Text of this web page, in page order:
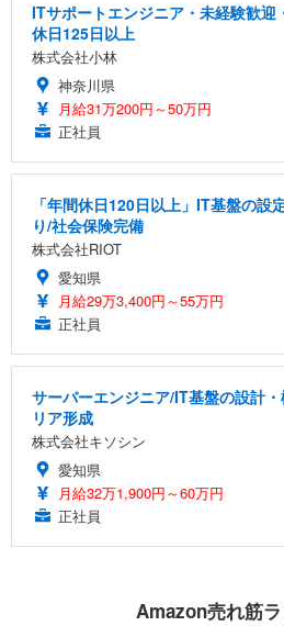
ITサポートエンジニア・未経験歓迎
休日125日以上
株式会社小林
神奈川県
月給31万200円～50万円
正社員
「年間休日120日以上」IT基盤の設
り/社会保険完備
株式会社RIOT
愛知県
月給29万3,400円～55万円
正社員
サーバーエンジニア/IT基盤の設計
リア形成
株式会社キソシン
愛知県
月給32万1,900円～60万円
正社員
Amazon売れ筋